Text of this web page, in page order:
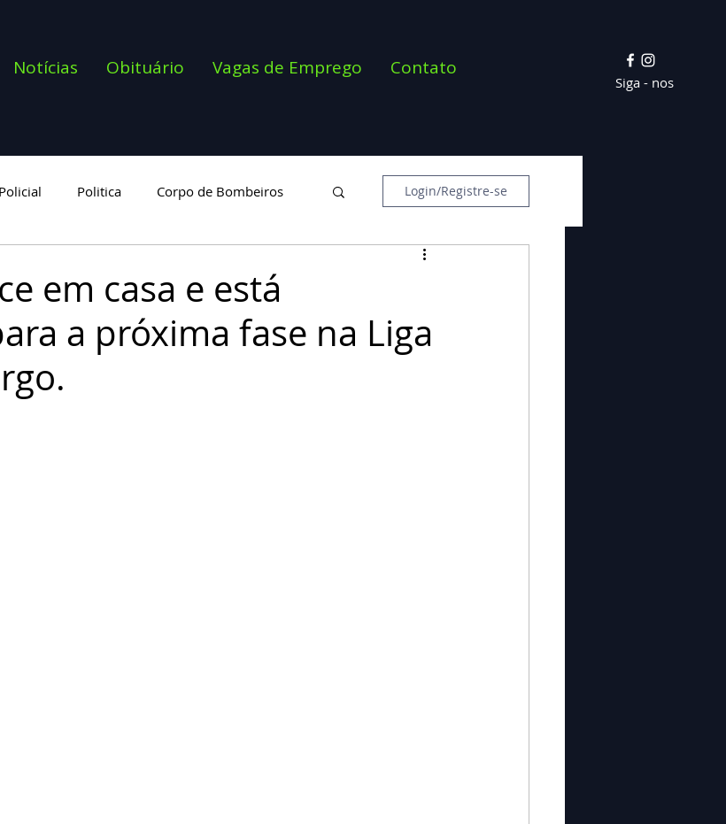
Notícias Obituário Vagas de Emprego Contato
Siga - nos
Policial Politica Corpo de Bombeiros Login/Registre-se
em casa e está
a próxima fase na Liga